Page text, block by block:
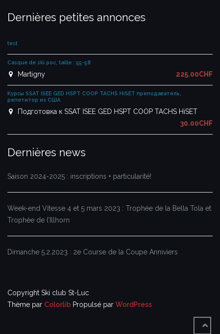
Dernières petites annonces
test
Casque de ski poc, taille : 55-58
Martigny 225.00CHF
Курсы SSAT ISEE GED HSPT COOP TACHS HiSET преподаватель,
репетитор из США
Подготовка к SSAT ISEE GED HSPT COOP TACHS HiSET
30.00CHF
Dernières news
Saison 2024-2025 : inscriptions + particularité!
Week-end Vitesse 4 et 5 mars 2023 : Trophée de la Bella Tola et
Trophée de l’Illhorn
Dimanche 5.2.2023 : 2e Course de la Coupe Anniviers
Copyright Ski club St-Luc
Thème par Colorlib Propulsé par WordPress